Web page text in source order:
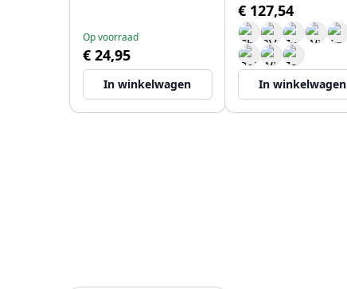
Op voorraad
€ 24,95
In winkelwagen
€ 127,54
In winkelwagen